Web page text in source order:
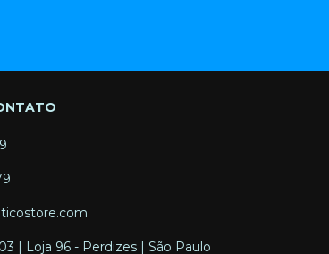
| Loja 96 - Perdizes | São Paulo